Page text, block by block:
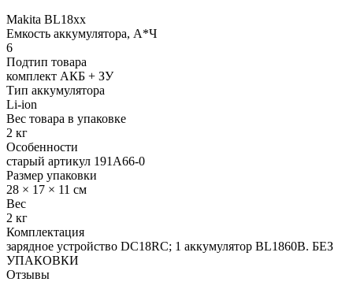
Makita BL18xx
Емкость аккумулятора, А*Ч
6
Подтип товара
комплект АКБ + ЗУ
Тип аккумулятора
Li-ion
Вес товара в упаковке
2 кг
Особенности
старый артикул 191A66-0
Размер упаковки
28 × 17 × 11 см
Вес
2 кг
Комплектация
зарядное устройство DC18RC; 1 аккумулятор BL1860B. БЕЗ
УПАКОВКИ
Отзывы